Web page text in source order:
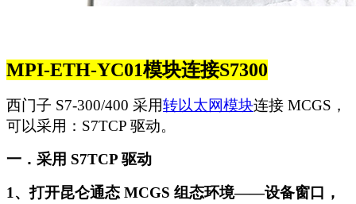
MPI-ETH-YC01模块连接S7300
西门子 S7-300/400 采用转以太网模块连接 MCGS，
可以采用：S7TCP 驱动。
一．采用 S7TCP 驱动
1 、打开昆仑通态 MCGS 组态环境——设备窗口，